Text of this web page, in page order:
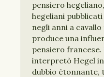
pensiero
hegeliani
negli anni a cavallo
produce una
pensiero francese.
interpretò Hegel
dubbio